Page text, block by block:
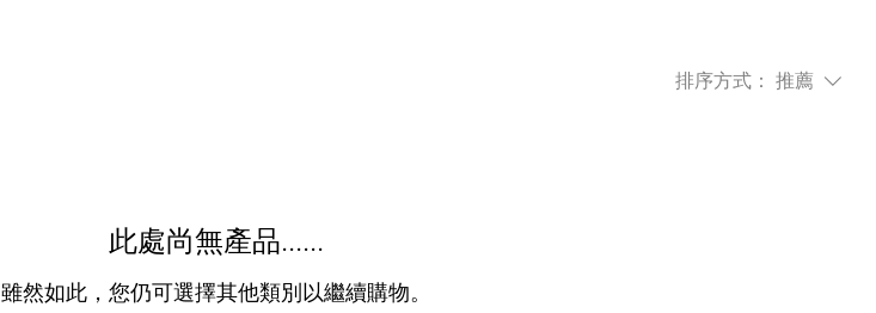
排序方式： 推薦
此處尚無產品......
雖然如此，您仍可選擇其他類別以繼續購物。